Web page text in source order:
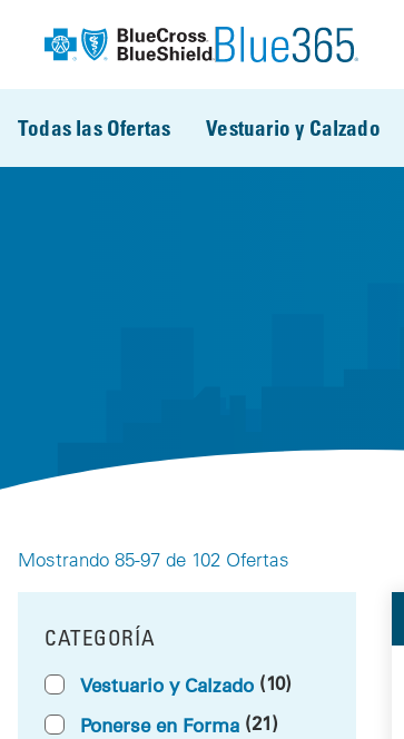
Todas las Ofertas Vestuario y Calzado
Mostrando 85-97 de 102 Ofertas
FILTRAR POR
CATEGORÍA
Vestuario y Calzado (10)
Ponerse en Forma (21)